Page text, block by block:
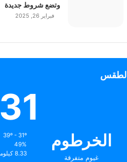
وتضع شروط جديدة
فبراير 26, 2025
الطقس
الخرطوم
غيوم متفرقة
31
49%
8.33 كيلومتر/ساعة